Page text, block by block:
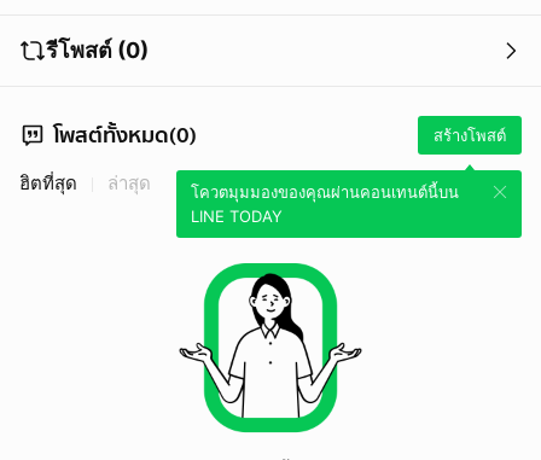
รีโพสต์ (0)
โพสต์ทั้งหมด(0) สร้างโพสต์
โควตมุมมองของคุณผ่านคอนเทนต์นี้บน
LINE TODAY
ฮิตที่สุด ล่าสุด